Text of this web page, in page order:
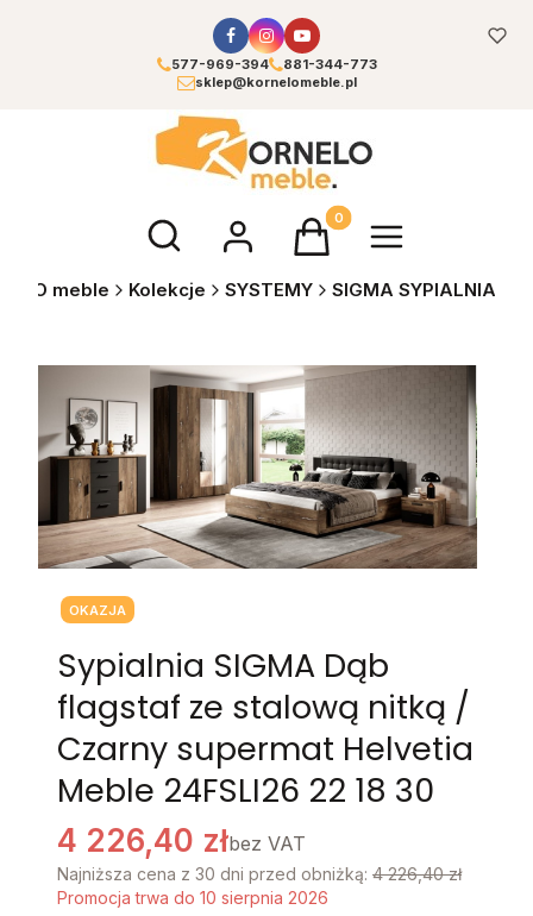
577-969-394
881-344-773
sklep@kornelomeble.pl
Otwórz wyszukiwarkęProdukty w koszyku: 0.
meble Kolekcje SYSTEMY SIGMA SYPIALNIA
Tagi produktu
OKAZJA
Sypialnia SIGMA Dąb
flagstaf ze stalową nitką /
Czarny supermat Helvetia
Meble 24FSLI26 22 18 30
4 226,40 złbez VAT
Najniższa cena z 30 dni przed obniżką: 4 226,40 zł
Promocja trwa do 10 sierpnia 2026